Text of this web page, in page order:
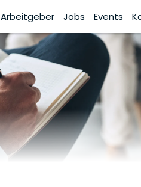
Arbeitgeber Jobs Events